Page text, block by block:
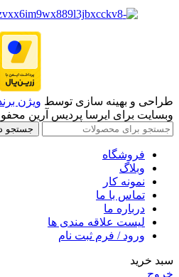
طراحی و بهینه سازی توسط ویژن
وبسایت برای ایرسا پردیس آرین
جستجو
فروشگاه
وبلاگ
نمونه کار
تماس با ما
درباره ما
لیست علاقه مندی ها
ورود / فرم ثبت نام
سبد خرید
خروج